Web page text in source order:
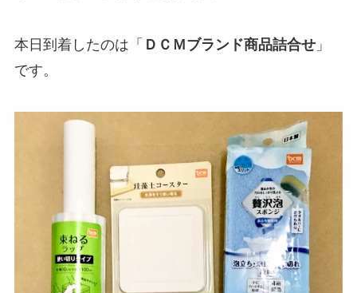
本日到着したのは「 ＤＣＭブランド商品詰合せ」
です。